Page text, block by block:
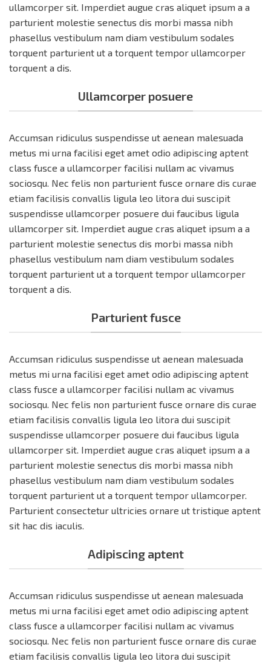
ullamcorper sit. Imperdiet augue cras aliquet ipsum a a
parturient molestie senectus dis morbi massa nibh
phasellus vestibulum nam diam vestibulum sodales
torquent parturient ut a torquent tempor ullamcorper
torquent a dis.
Ullamcorper posuere
Accumsan ridiculus suspendisse ut aenean malesuada
metus mi urna facilisi eget amet odio adipiscing aptent
class fusce a ullamcorper facilisi nullam ac vivamus
sociosqu. Nec felis non parturient fusce ornare dis curae
etiam facilisis convallis ligula leo litora dui suscipit
suspendisse ullamcorper posuere dui faucibus ligula
ullamcorper sit. Imperdiet augue cras aliquet ipsum a a
parturient molestie senectus dis morbi massa nibh
phasellus vestibulum nam diam vestibulum sodales
torquent parturient ut a torquent tempor ullamcorper
torquent a dis.
Parturient fusce
Accumsan ridiculus suspendisse ut aenean malesuada
metus mi urna facilisi eget amet odio adipiscing aptent
class fusce a ullamcorper facilisi nullam ac vivamus
sociosqu. Nec felis non parturient fusce ornare dis curae
etiam facilisis convallis ligula leo litora dui suscipit
suspendisse ullamcorper posuere dui faucibus ligula
ullamcorper sit. Imperdiet augue cras aliquet ipsum a a
parturient molestie senectus dis morbi massa nibh
phasellus vestibulum nam diam vestibulum sodales
torquent parturient ut a torquent tempor ullamcorper.
Parturient consectetur ultricies ornare ut tristique aptent
sit hac dis iaculis.
Adipiscing aptent
Accumsan ridiculus suspendisse ut aenean malesuada
metus mi urna facilisi eget amet odio adipiscing aptent
class fusce a ullamcorper facilisi nullam ac vivamus
sociosqu. Nec felis non parturient fusce ornare dis curae
etiam facilisis convallis ligula leo litora dui suscipit